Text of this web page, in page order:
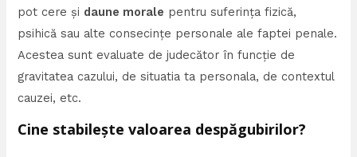
pot cere și daune morale pentru suferința fizică,
psihică sau alte consecințe personale ale faptei penale.
Acestea sunt evaluate de judecător în funcție de
gravitatea cazului, de situatia ta personala, de contextul
cauzei, etc.
Cine stabilește valoarea despăgubirilor?